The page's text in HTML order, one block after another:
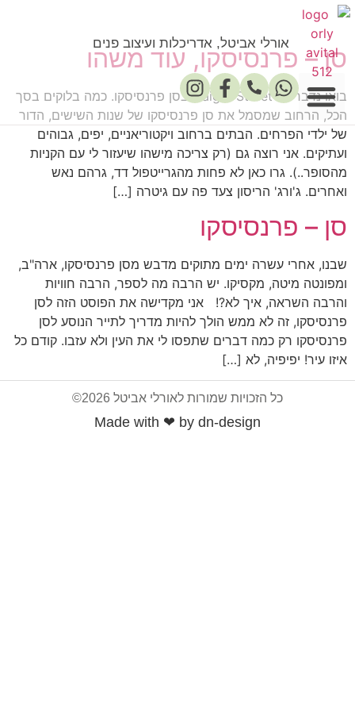
אורלי אביטל, אדריכלות ועיצוב פנים
סן – פרנסיסקו, עוד משהו
בואו נדבר על Haight Street בסן פרנסיסקו. כמה בלוקים בסך
הכל, הרחוב שמסמל את סן פרנסיסקו של שנות השישים, הדור
של ילדי הפרחים. הבתים ברחוב ויקטוריאניים, יפים, גבוהים
ועתיקים. אני רוצה גם (רק צריכה מישהו שיעזור לי עם הקניות
מהסופר..). גרו כאן לא פחות מהגרייטפול דד, גרהם נאש
ואחרים. ג'ורג' הריסון צעד פה עם גיטרה […]
סן – פרנסיסקו
שבנו, אחרי עשרה ימים מתוקים מדבש מסן פרנסיסקו, ארה"ב,
ומפונטה מיטה, מקסיקו. יש הרבה מה לספר, הרבה חוויות
והרבה השראה, איך לא?! אני מקדישה את הפוסט הזה לסן
פרנסיסקו, זה לא ממש הולך להיות מדריך לתייר הנוסע לסן
פרנסיסקו רק כמה דברים שתפסו לי את העין ולא עזבו. קודם כל
איזו עיר! יפיפיה, לא […]
כל הזכויות שמורות לאורלי אביטל 2026©
Made with ❤ by dn-design